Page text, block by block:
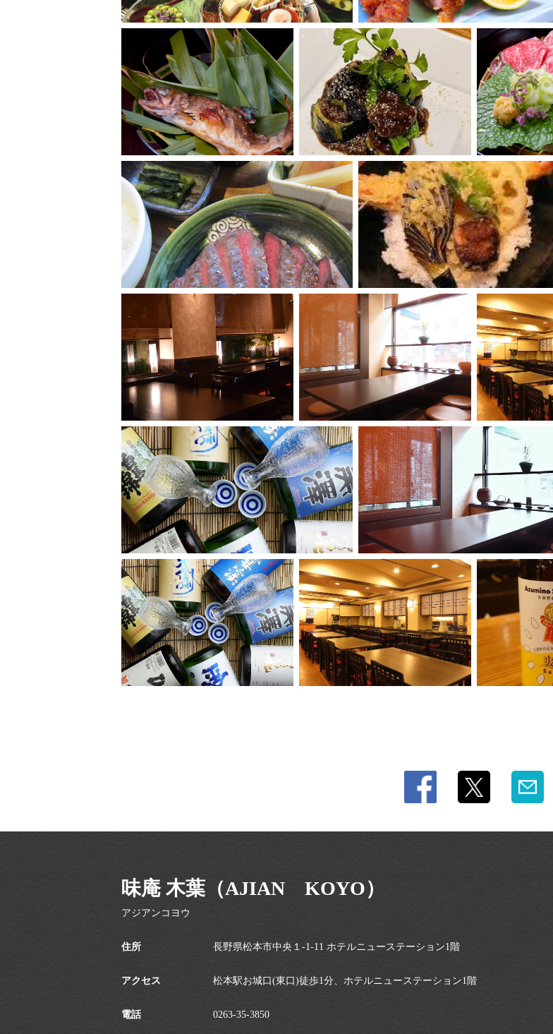
味庵 木葉（AJIAN KOYO）
アジアンコヨウ
住所 長野県松本市中央１-1-11 ホテルニューステーション1階
アクセス 松本駅お城口(東口)徒歩1分、ホテルニューステーション1階
電話 0263-35-3850